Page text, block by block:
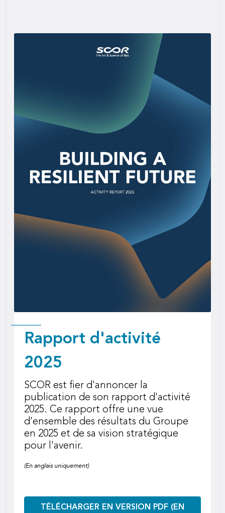
Rapport d'activité
2025
SCOR est fier d'annoncer la
publication de son rapport d'activité
2025. Ce rapport offre une vue
d'ensemble des résultats du Groupe
en 2025 et de sa vision stratégique
pour l'avenir.
(En anglais uniquement)
TÉLÉCHARGER EN VERSION PDF (EN